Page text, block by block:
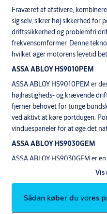
Fraværet af afstivere,
sig selv, sikrer høj sikkerhed for
driftssikkerhed og problemfri
frekvensomformer. Denne
hvilket øger motorens levetid
ASSA ABLOY HS9010PEM
ASSA ABLOY HS9010PEM er
højhastigheds- og krævende
fjerner behovet for tunge
ved aktivt at køre portdugen.
vinduespaneler for at øge det
ASSA ABLOY HS9030GEM
ASSA ABLOY HS9030GEM er
motor og nødudgang. Den er
naturlige lys.
Vis
Sådan køber du vores